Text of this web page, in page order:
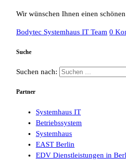
Wir wünschen Ihnen einen
Bodytec Systemhaus IT Team 0
Suche
Suchen nach:
Partner
Systemhaus IT
Betriebssystem
Systemhaus
EAST Berlin
EDV Dienstleistungen in